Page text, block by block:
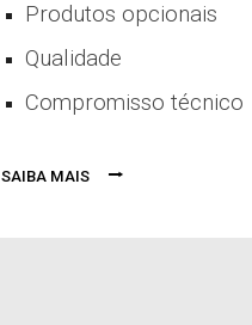
Produtos opcionais
Qualidade
Compromisso técnico
SAIBA MAIS ⭢